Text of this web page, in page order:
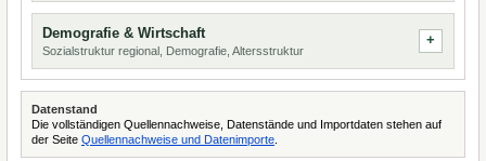
Demografie & Wirtschaft
Sozialstruktur regional, Demografie, Altersstruktur
Datenstand
Die vollständigen Quellennachweise, Datenstände und Importdaten stehen auf
der Seite Quellennachweise und Datenimporte